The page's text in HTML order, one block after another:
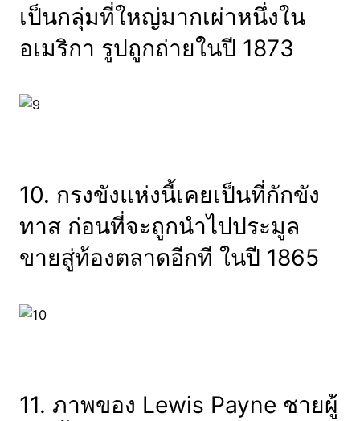
เป็นกลุ่มที่ใหญ่มากเผ่าหนึ่งใน
อเมริกา รูปถูกถ่ายในปี 1873
10. กรงขังแห่งนี้เคยเป็นที่กักขัง
ทาส ก่อนที่จะถูกนำไปประมูล
ขายสู่ท้องตลาดอีกที ในปี 1865
11. ภาพของ Lewis Payne ชายผู้